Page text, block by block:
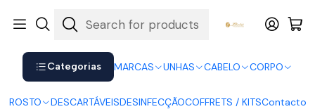
Categorias MARCAS UNHAS CABELO CORPO
ROSTO DESCARTÁVEISDESINFECÇÃOCOFFRETS / KITSContacto
Shop now. Pay later with Klarna.
Termos e Condições